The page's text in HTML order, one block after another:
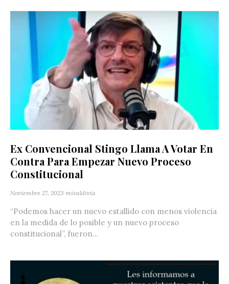
Ex Convencional Stingo Llama A Votar En
Contra Para Empezar Nuevo Proceso
Constitucional
Noviembre 27, 2023 mivaldivia
“Podemos hacer un nuevo estallido con menos violencia
en la medida de lo posible y un nuevo proceso
constitucional”, fueron...